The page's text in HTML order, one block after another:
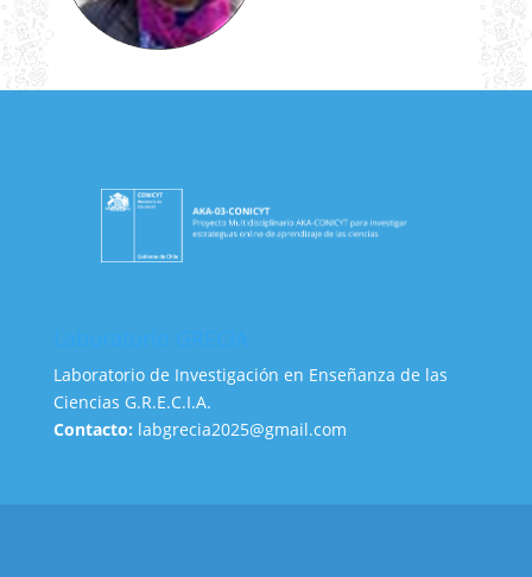
Laboratorio de Investigación en Enseñanza de las
Ciencias G.R.E.C.I.A.
Contacto: labgrecia2025@gmail.com